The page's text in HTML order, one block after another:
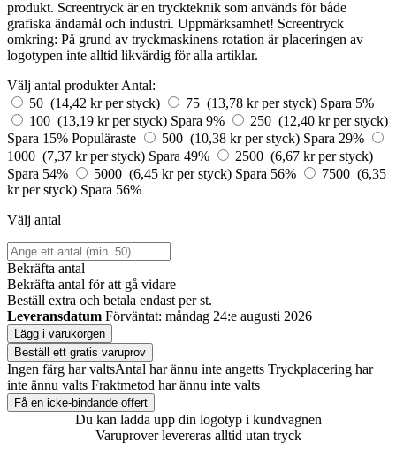
produkt. Screentryck är en tryckteknik som används för både
grafiska ändamål och industri. Uppmärksamhet! Screentryck
omkring: På grund av tryckmaskinens rotation är placeringen av
logotypen inte alltid likvärdig för alla artiklar.
Välj antal produkterAntal:
50 (14,42 kr per styck)
75 (13,78 kr per styck) Spara 5%
100 (13,19 kr per styck) Spara 9%
250 (12,40 kr per styck)
Spara 15% Populäraste 500 (10,38 kr per styck) Spara 29%
1000 (7,37 kr per styck) Spara 49%
2500 (6,67 kr per styck)
Spara 54%
5000 (6,45 kr per styck) Spara 56%
7500 (6,35
kr per styck) Spara 56%
Välj antal
Bekräfta antal
Bekräfta antal för att gå vidare
Beställ extra och betala endastper st.
Leveransdatum Förväntat: måndag 24:e augusti 2026
Lägg i varukorgen
Beställ ett gratis varuprov
Ingen färg har valtsAntal har ännu inte angetts Tryckplacering har
inte ännu valts Fraktmetod har ännu inte valts
Få en icke-bindande offert
Du kan ladda upp din logotyp i kundvagnen
Varuprover levereras alltid utan tryck